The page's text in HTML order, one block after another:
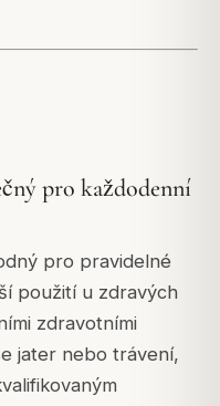
pro každodenní
pro pravidelné
použití u zdravých
zdravotními
jater nebo trávení,